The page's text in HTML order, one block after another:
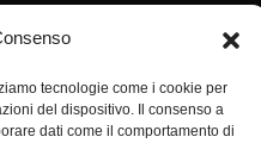
tecnologie come i cookie per
del dispositivo. Il consenso a
dati come il comportamento di